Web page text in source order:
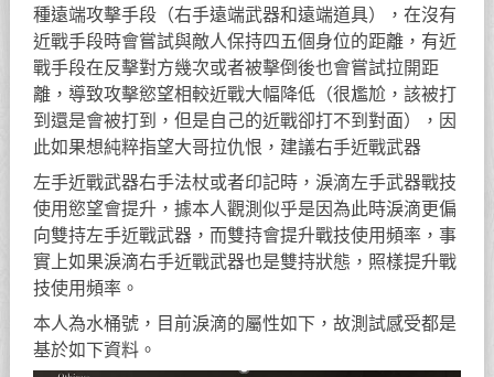
種遠端攻擊手段（右手遠端武器和遠端道具），在沒有
近戰手段時會嘗試與敵人保持四五個身位的距離，有近
戰手段在反擊對方幾次或者被擊倒後也會嘗試拉開距
離，導致攻擊慾望相較近戰大幅降低（很尷尬，該被打
到還是會被打到，但是自己的近戰卻打不到對面），因
此如果想純粹指望大哥拉仇恨，建議右手近戰武器
左手近戰武器右手法杖或者印記時，淚滴左手武器戰技
使用慾望會提升，據本人觀測似乎是因為此時淚滴更偏
向雙持左手近戰武器，而雙持會提升戰技使用頻率，事
實上如果淚滴右手近戰武器也是雙持狀態，照樣提升戰
技使用頻率。
本人為水桶號，目前淚滴的屬性如下，故測試感受都是
基於如下資料。